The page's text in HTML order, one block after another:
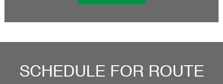
SCHEDULE FOR ROUTE